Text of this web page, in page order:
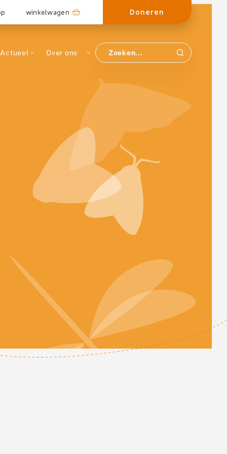
winkelwagen Doneren
Actueel Over ons